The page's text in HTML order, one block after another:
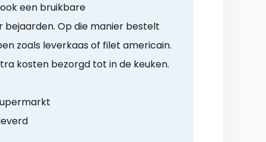
een bruikbare
Op die manier bestelt
zoals leverkaas of filet americain.
kosten bezorgd tot in de keuken.